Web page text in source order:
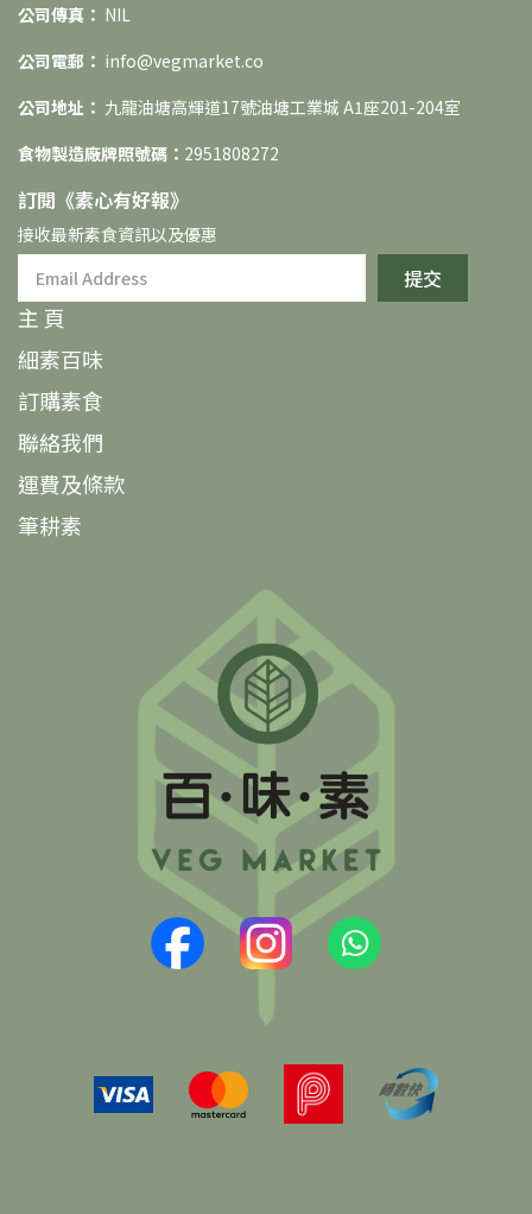
公司傳真： NIL
公司電郵： info@vegmarket.co
公司地址： 九龍油塘高輝道17號油塘工業城 A1座201-204室
食物製造廠牌照號碼： 2951808272
訂閱《素⼼有好報》
接收最新素食資訊以及優惠
提交
主 頁
細素百味
訂購素食
聯絡我們
運費及條款
筆耕素